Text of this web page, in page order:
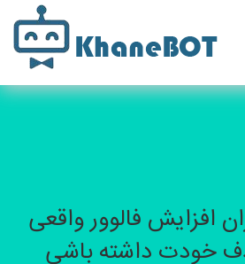
افزایش فالوور واقعی
خودت داشته باشی